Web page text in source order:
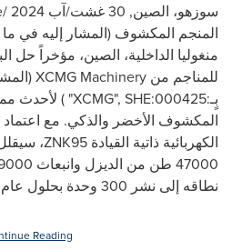
سوزهو، الصين, 30 غشت/آب 2024 /
المنجم المكشوف (المشار إليه في ما
منغوليا الداخلية، الصين، مؤخراً حل
للمناجم من XCMG Machinery
بٍـ:"XCMG", SHE:000425 ) لأحدث
المكشوف الأخضر والذكي. مع
الكهربائية ذاتية القيادة ZNK95،
نطاقه إلى نشر 300 وحدة بحلول عام 2026.
Reading